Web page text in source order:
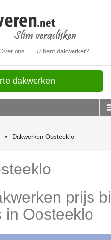
ons U bent dakwerker?
dakwerken
Dakwerken Oosteeklo
prijs
in Oosteeklo